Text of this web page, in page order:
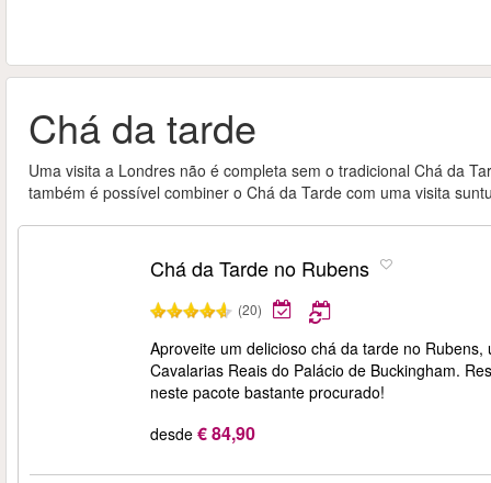
Chá da tarde
Uma visita a Londres não é completa sem o tradicional Chá da
também é possível combiner o Chá da Tarde com uma visita
Chá da Tarde no Rubens
(20)
Aproveite um delicioso chá da tarde no
Cavalarias Reais do Palácio de Buckingham.
neste pacote bastante procurado!
desde € 84,90